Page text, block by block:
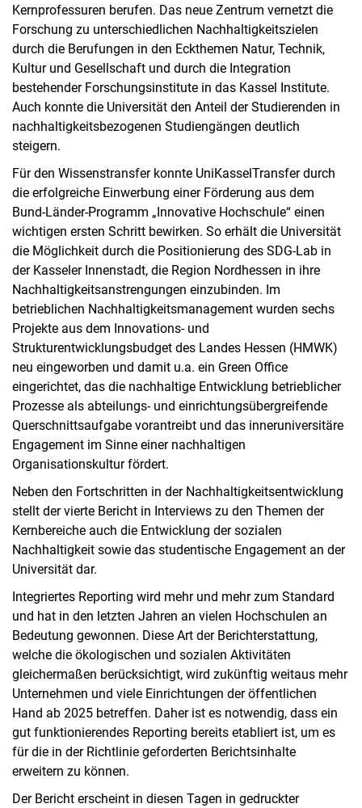
Kernprofessuren berufen. Das neue Zentrum vernetzt die
Forschung zu unterschiedlichen Nachhaltigkeitszielen
durch die Berufungen in den Eckthemen Natur, Technik,
Kultur und Gesellschaft und durch die Integration
bestehender Forschungsinstitute in das Kassel Institute.
Auch konnte die Universität den Anteil der Studierenden in
nachhaltigkeitsbezogenen Studiengängen deutlich
steigern.
Für den Wissenstransfer konnte UniKasselTransfer durch
die erfolgreiche Einwerbung einer Förderung aus dem
Bund-Länder-Programm „Innovative Hochschule“ einen
wichtigen ersten Schritt bewirken. So erhält die Universität
die Möglichkeit durch die Positionierung des SDG-Lab in
der Kasseler Innenstadt, die Region Nordhessen in ihre
Nachhaltigkeitsanstrengungen einzubinden. Im
betrieblichen Nachhaltigkeitsmanagement wurden sechs
Projekte aus dem Innovations- und
Strukturentwicklungsbudget des Landes Hessen (HMWK)
neu eingeworben und damit u.a. ein Green Office
eingerichtet, das die nachhaltige Entwicklung betrieblicher
Prozesse als abteilungs- und einrichtungsübergreifende
Querschnittsaufgabe vorantreibt und das inneruniversitäre
Engagement im Sinne einer nachhaltigen
Organisationskultur fördert.
Neben den Fortschritten in der Nachhaltigkeitsentwicklung
stellt der vierte Bericht in Interviews zu den Themen der
Kernbereiche auch die Entwicklung der sozialen
Nachhaltigkeit sowie das studentische Engagement an der
Universität dar.
Integriertes Reporting wird mehr und mehr zum Standard
und hat in den letzten Jahren an vielen Hochschulen an
Bedeutung gewonnen. Diese Art der Berichterstattung,
welche die ökologischen und sozialen Aktivitäten
gleichermaßen berücksichtigt, wird zukünftig weitaus mehr
Unternehmen und viele Einrichtungen der öffentlichen
Hand ab 2025 betreffen. Daher ist es notwendig, dass ein
gut funktionierendes Reporting bereits etabliert ist, um es
für die in der Richtlinie geforderten Berichtsinhalte
erweitern zu können.
Der Bericht erscheint in diesen Tagen in gedruckter